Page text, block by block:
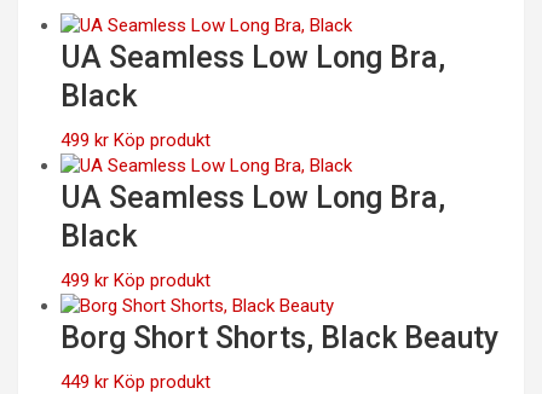
UA Seamless Low Long Bra,
Black
499 kr Köp produkt
UA Seamless Low Long Bra,
Black
499 kr Köp produkt
Borg Short Shorts, Black Beauty
449 kr Köp produkt